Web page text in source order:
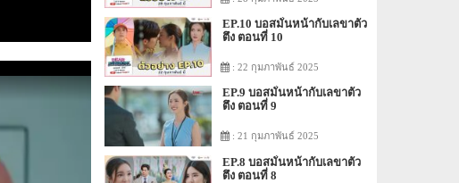
EP.10 บอสมั่นหน้ากับเลขาตัว
ตึง ตอนที่ 10
: 22 กุมภาพันธ์ 2025
EP.9 บอสมั่นหน้ากับเลขาตัว
ตึง ตอนที่ 9
: 21 กุมภาพันธ์ 2025
EP.8 บอสมั่นหน้ากับเลขาตัว
ตึง ตอนที่ 8